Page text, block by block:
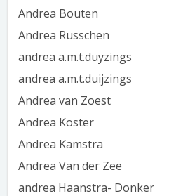
Andrea Bouten
Andrea Russchen
andrea a.m.t.duyzings
andrea a.m.t.duijzings
Andrea van Zoest
Andrea Koster
Andrea Kamstra
Andrea Van der Zee
andrea Haanstra- Donker